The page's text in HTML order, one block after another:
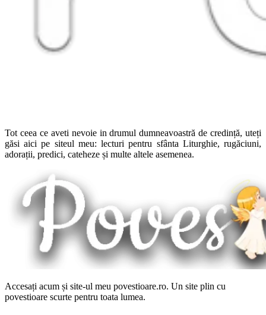
Tot ceea ce aveti nevoie in drumul dumneavoastră de credință, uteți
găsi aici pe siteul meu: lecturi pentru sfânta Liturghie, rugăciuni,
adorații, predici, cateheze și multe altele asemenea.
Accesați acum și site-ul meu povestioare.ro. Un site plin cu
povestioare scurte pentru toata lumea.